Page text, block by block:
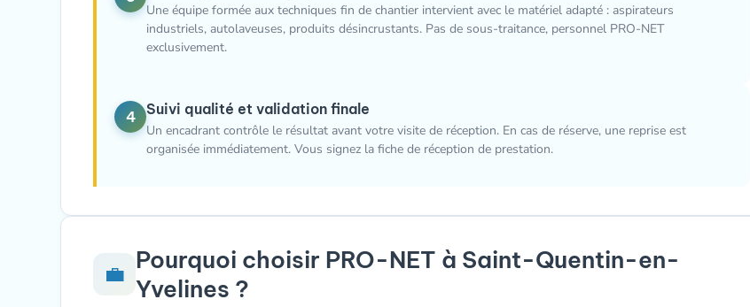
Une équipe formée aux techniques fin de chantier intervient avec le matériel adapté : aspirateurs
industriels, autolaveuses, produits désincrustants. Pas de sous-traitance, personnel PRO-NET
exclusivement.
4 Suivi qualité et validation finale
Un encadrant contrôle le résultat avant votre visite de réception. En cas de réserve, une reprise est
organisée immédiatement. Vous signez la fiche de réception de prestation.
💼 Pourquoi choisir PRO-NET à Saint-Quentin-en-
Yvelines ?